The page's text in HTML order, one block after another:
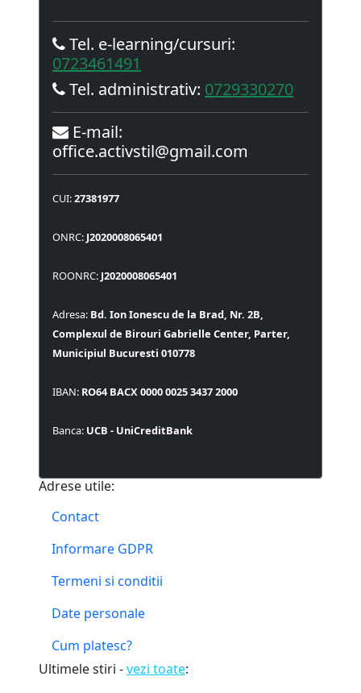
Tel. e-learning/cursuri:
0723461491
Tel. administrativ: 0729330270
E-mail:
office.activstil@gmail.com
CUI:27381977
ONRC: J2020008065401
ROONRC: J2020008065401
Adresa: Bd. Ion Ionescu de la Brad, Nr. 2B,
Complexul de Birouri Gabrielle Center, Parter,
Municipiul Bucuresti 010778
IBAN: RO64 BACX 0000 0025 3437 2000
Banca: UCB - UniCreditBank
Adrese utile:
Contact
Informare GDPR
Termeni si conditii
Date personale
Cum platesc?
Ultimele stiri -vezi toate: